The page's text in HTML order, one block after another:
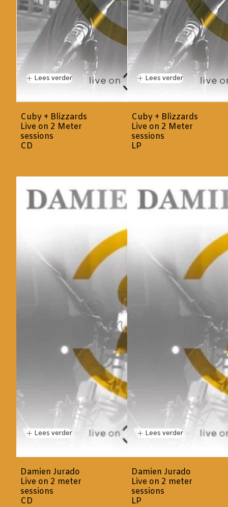
Lees verder
Cuby + Blizzards
Live on 2 Meter
sessions
CD
Lees verder
Cuby + Blizzards
Live on 2 Meter
sessions
LP
Lees verder
Damien Jurado
Live on 2 meter
sessions
CD
Lees verder
Damien Jurado
Live on 2 meter
sessions
LP